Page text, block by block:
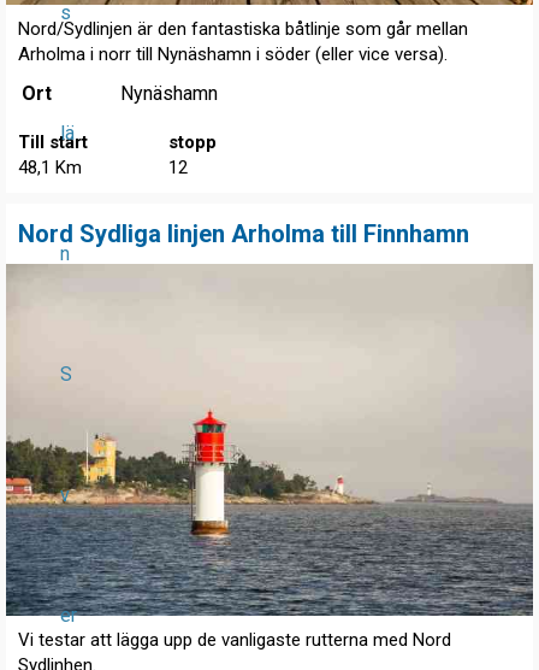
s
lä
n
S
v
er
Nord/Sydlinjen är den fantastiska båtlinje som går mellan
Arholma i norr till Nynäshamn i söder (eller vice versa).
Ort Nynäshamn
Till start
48,1 Km
stopp
12
Nord Sydliga linjen Arholma till Finnhamn
Vi testar att lägga upp de vanligaste rutterna med Nord
Sydlinhen.